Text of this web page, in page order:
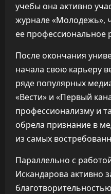
учебы она активно
журнале «Молодежь»,
ее профессиональное
После окончания
начала свою карьеру
ряде популярных
«Вести» и «Первый
профессионализму и
обрела признание в
из самых
Параллельно с
Искандарова активно